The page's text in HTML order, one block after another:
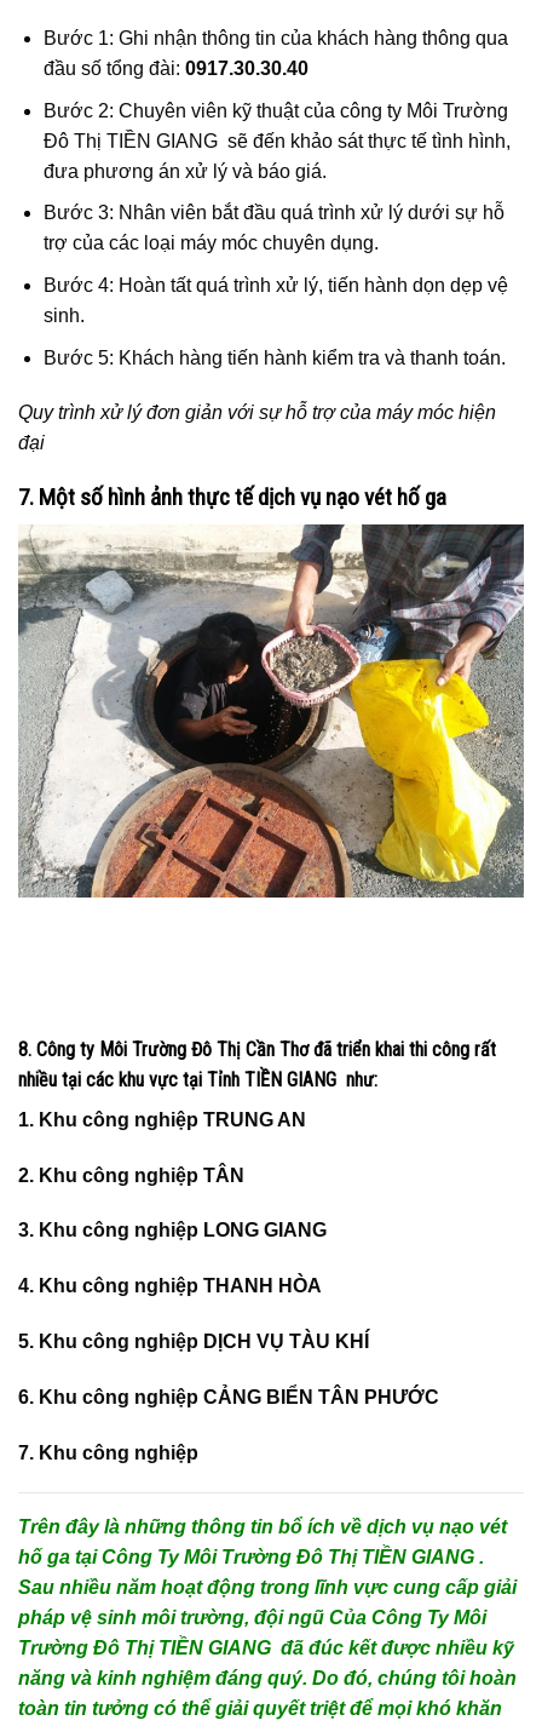
Bước 1: Ghi nhận thông tin của khách hàng thông qua
đầu số tổng đài: 0917.30.30.40
Bước 2: Chuyên viên kỹ thuật của công ty Môi Trường
Đô Thị TIỀN GIANG sẽ đến khảo sát thực tế tình hình,
đưa phương án xử lý và báo giá.
Bước 3: Nhân viên bắt đầu quá trình xử lý dưới sự hỗ
trợ của các loại máy móc chuyên dụng.
Bước 4: Hoàn tất quá trình xử lý, tiến hành dọn dẹp vệ
sinh.
Bước 5: Khách hàng tiến hành kiểm tra và thanh toán.
Quy trình xử lý đơn giản với sự hỗ trợ của máy móc hiện
đại
7. Một số hình ảnh thực tế dịch vụ nạo vét hố ga
8. Công ty Môi Trường Đô Thị Cần Thơ đã triển khai thi công rất
nhiều tại các khu vực tại Tỉnh TIỀN GIANG như:
1. Khu công nghiệp TRUNG AN
2. Khu công nghiệp TÂN
3. Khu công nghiệp LONG GIANG
4. Khu công nghiệp THANH HÒA
5. Khu công nghiệp DỊCH VỤ TÀU KHÍ
6. Khu công nghiệp CẢNG BIỂN TÂN PHƯỚC
7. Khu công nghiệp
Trên đây là những thông tin bổ ích về dịch vụ nạo vét
hố ga tại Công Ty Môi Trường Đô Thị TIỀN GIANG .
Sau nhiều năm hoạt động trong lĩnh vực cung cấp giải
pháp vệ sinh môi trường, đội ngũ Của Công Ty Môi
Trường Đô Thị TIỀN GIANG đã đúc kết được nhiều kỹ
năng và kinh nghiệm đáng quý. Do đó, chúng tôi hoàn
toàn tin tưởng có thể giải quyết triệt để mọi khó khăn